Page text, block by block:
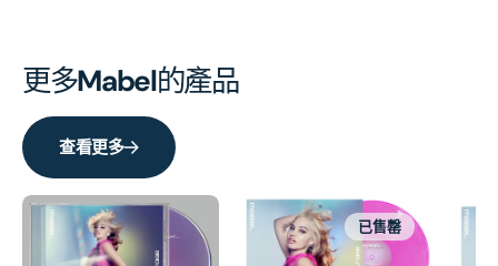
更多Mabel的產品
查看更多
已售罄